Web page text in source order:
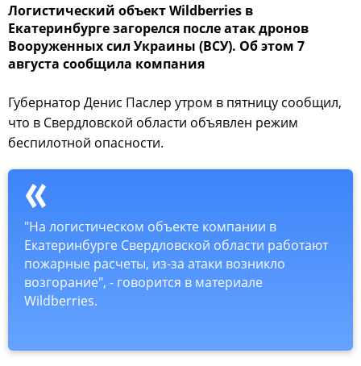
Логистический объект Wildberries в
Екатеринбурге загорелся после атак дронов
Вооруженных сил Украины (ВСУ). Об этом 7
августа сообщила компания
Губернатор Денис Паслер утром в пятницу сообщил,
что в Свердловской области объявлен режим
беспилотной опасности.
"На логистическом объекте компании в
Екатеринбурге Свердловской области работают
пожарные расчеты, из-за атаки возникло
возгорание", - говорится в материале
Wildberries.